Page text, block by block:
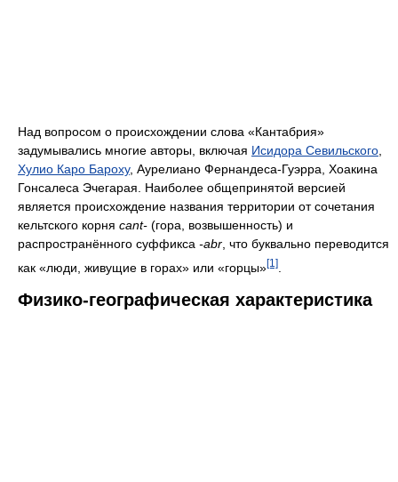
Над вопросом о происхождении слова «Кантабрия»
задумывались многие авторы, включая Исидора Севильского
Хулио Каро Бароху, Аурелиано Фернандеса-Гуэрра, Хоакина
Гонсалеса Эчегарая. Наиболее общепринятой версией
является происхождение названия территории от сочетания
кельтского корня cant- (гора, возвышенность) и
распространённого суффикса -abr , что буквально переводится
как «люди, живущие в горах» или «горцы»[1]
Физико-географическая характеристика